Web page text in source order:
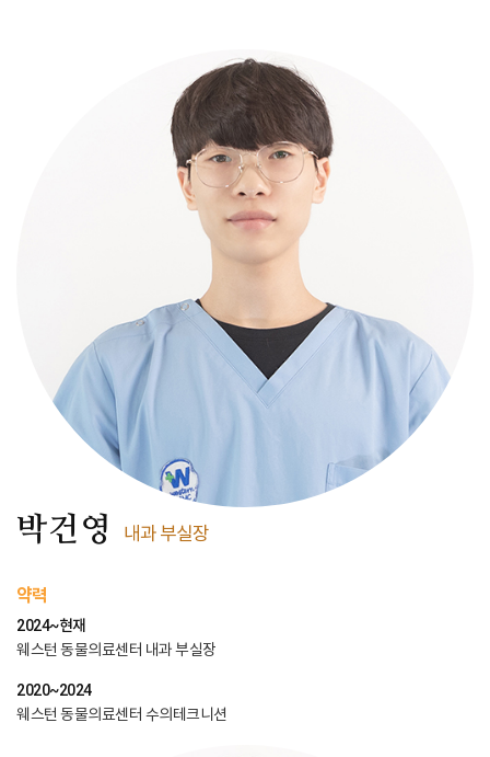
박건영 내과 부실장
약력
2024~현재
웨스턴 동물의료센터 내과 부실장
2020~2024
웨스턴 동물의료센터 수의테크니션